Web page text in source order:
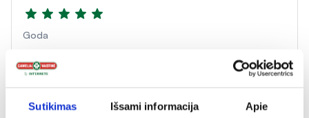
Sutikimas Išsami informacija Apie
Goda
Puikus papildas virškinimui.